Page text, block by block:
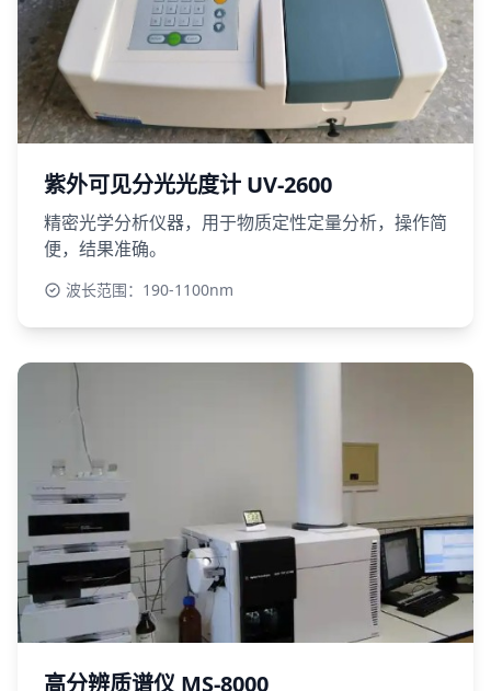
紫外可见分光光度计 UV-2600
精密光学分析仪器，用于物质定性定量分析，操作简
便，结果准确。
波长范围：190-1100nm
高分辨质谱仪 MS-8000